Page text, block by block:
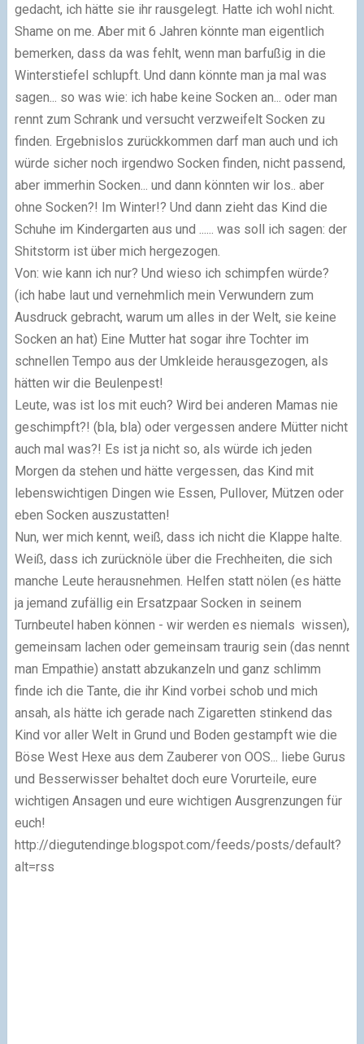
gedacht, ich hätte sie ihr rausgelegt. Hatte ich wohl nicht.
Shame on me. Aber mit 6 Jahren könnte man eigentlich
bemerken, dass da was fehlt, wenn man barfußig in die
Winterstiefel schlupft. Und dann könnte man ja mal was
sagen... so was wie: ich habe keine Socken an... oder man
rennt zum Schrank und versucht verzweifelt Socken zu
finden. Ergebnislos zurückkommen darf man auch und ich
würde sicher noch irgendwo Socken finden, nicht passend,
aber immerhin Socken... und dann könnten wir los.. aber
ohne Socken?! Im Winter!? Und dann zieht das Kind die
Schuhe im Kindergarten aus und ...... was soll ich sagen: der
Shitstorm ist über mich hergezogen.
Von: wie kann ich nur? Und wieso ich schimpfen würde?
(ich habe laut und vernehmlich mein Verwundern zum
Ausdruck gebracht, warum um alles in der Welt, sie keine
Socken an hat) Eine Mutter hat sogar ihre Tochter im
schnellen Tempo aus der Umkleide herausgezogen, als
hätten wir die Beulenpest!
Leute, was ist los mit euch? Wird bei anderen Mamas nie
geschimpft?! (bla, bla) oder vergessen andere Mütter nicht
auch mal was?! Es ist ja nicht so, als würde ich jeden
Morgen da stehen und hätte vergessen, das Kind mit
lebenswichtigen Dingen wie Essen, Pullover, Mützen oder
eben Socken auszustatten!
Nun, wer mich kennt, weiß, dass ich nicht die Klappe halte.
Weiß, dass ich zurücknöle über die Frechheiten, die sich
manche Leute herausnehmen. Helfen statt nölen (es hätte
ja jemand zufällig ein Ersatzpaar Socken in seinem
Turnbeutel haben können - wir werden es niemals wissen),
gemeinsam lachen oder gemeinsam traurig sein (das nennt
man Empathie) anstatt abzukanzeln und ganz schlimm
finde ich die Tante, die ihr Kind vorbei schob und mich
ansah, als hätte ich gerade nach Zigaretten stinkend das
Kind vor aller Welt in Grund und Boden gestampft wie die
Böse West Hexe aus dem Zauberer von OOS... liebe Gurus
und Besserwisser behaltet doch eure Vorurteile, eure
wichtigen Ansagen und eure wichtigen Ausgrenzungen für
euch!
http://diegutendinge.blogspot.com/feeds/posts/default?
alt=rss